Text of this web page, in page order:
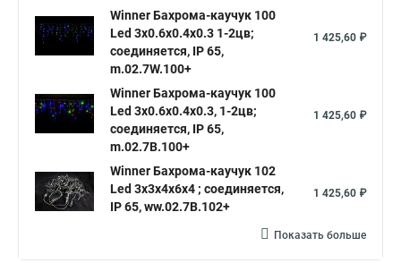
Winner Бахрома-каучук 100
Led 3x0.6x0.4x0.3 1-2цв;
соединяется, IP 65,
m.02.7W.100+
1 425,60 ₽
Winner Бахрома-каучук 100
Led 3x0.6x0.4x0.3, 1-2цв;
соединяется, IP 65,
m.02.7В.100+
1 425,60 ₽
Winner Бахрома-каучук 102
Led 3x3x4x6x4 ; соединяется,
IP 65, ww.02.7B.102+
1 425,60 ₽
Показать больше